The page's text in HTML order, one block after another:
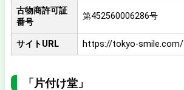
古物商許可証
番号
第452560006286号
サイトURL https://tokyo-smile.com/
「片付け堂」